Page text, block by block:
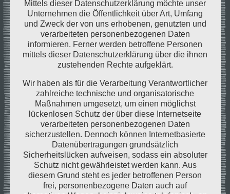
geht es nicht um reine Nahrungsaufnahme. Essen
ist für mich ein Genussmoment, den ich bewusst
wahrnehme. Das beginnt schon beim Besorgen der
Zutaten und beim Kochen“, erklärt der Leipziger.
Überzeugen will Lars Feierabend mit seiner
Kreativität und Experimentierfreudigkeit ab Ostern:
Am Karfreitag und Ostermontag steht er mit
seinem Food-Trailer jeweils von 17 bis 21 Uhr am
Bahnhof Jesewitz. Geboten werden typische
Lateinamerikanische Speisen aus Mexiko,
Venezuela, Kuba, Argentinien oder Peru.
Hier nachzulesen:
https://nordsachsen24.de/2021/lateinamerika-in-
Mittels dieser Datenschutzerklärung möchte unser
Unternehmen die Öffentlichkeit über Art, Umfang
und Zweck der von uns erhobenen, genutzten und
verarbeiteten personenbezogenen Daten
informieren. Ferner werden betroffene Personen
mittels dieser Datenschutzerklärung über die ihnen
zustehenden Rechte aufgeklärt.
Wir haben als für die Verarbeitung Verantwortlicher
zahlreiche technische und organisatorische
Maßnahmen umgesetzt, um einen möglichst
lückenlosen Schutz der über diese Internetseite
verarbeiteten personenbezogenen Daten
sicherzustellen. Dennoch können Internetbasierte
Datenübertragungen grundsätzlich
Sicherheitslücken aufweisen, sodass ein absoluter
Schutz nicht gewährleistet werden kann. Aus
diesem Grund steht es jeder betroffenen Person
frei, personenbezogene Daten auch auf